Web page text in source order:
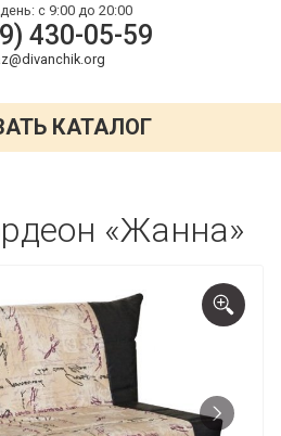
с 9:00 до 20:00
430-05-59
КАТАЛОГ
«Жанна»